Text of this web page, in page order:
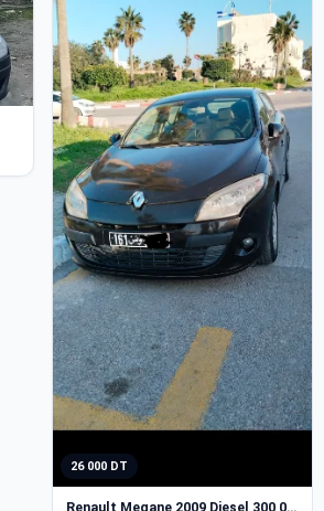
26 000 DT
Renault Megane 2009 Diesel 300 000 km Tunis